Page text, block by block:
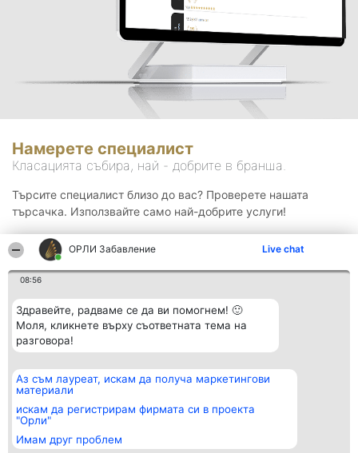
ОРЛИ Забавление Live chat
08:56
Здравейте, радваме се да ви помогнем! 🙂
Моля, кликнете върху съответната тема на
разговора!
Аз съм лауреат, искам да получа маркетингови
материали
искам да регистрирам фирмата си в проекта
"Орли"
Имам друг проблем
Намерете специалист
Класацията събира, най - добрите в бранша.
Търсите специалист близо до вас? Проверете нашата
търсачка. Използвайте само най-добрите услуги!
Организатор на
класиране
BulevardulAleea Timișul De
Sus Nr. 2, Bl. A30, Sc. A, Et.
4, Ap. 13
București 53-238
Класация
всички
Статут/Устав
Контакти